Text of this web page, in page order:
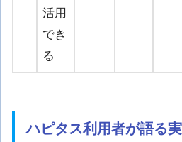
活用
でき
る
ハピタス利用者が語る